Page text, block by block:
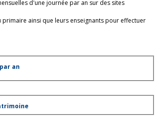
d'une journée par an sur des sites
ainsi que leurs enseignants pour effectuer
an